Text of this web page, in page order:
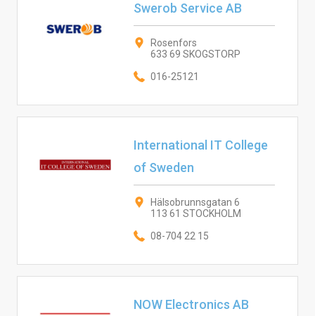
Swerob Service AB
Rosenfors
633 69 SKOGSTORP
016-25121
International IT College
of Sweden
Hälsobrunnsgatan 6
113 61 STOCKHOLM
08-704 22 15
NOW Electronics AB